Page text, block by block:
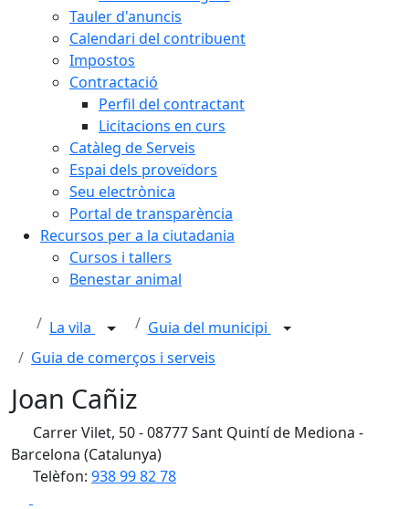
Tauler d'anuncis
Calendari del contribuent
Impostos
Contractació
Perfil del contractant
Licitacions en curs
Catàleg de Serveis
Espai dels proveïdors
Seu electrònica
Portal de transparència
Recursos per a la ciutadania
Cursos i tallers
Benestar animal
La vila
Guia del municipi
Guia de comerços i serveis
Joan Cañiz
Carrer Vilet, 50 - 08777 Sant Quintí de Mediona -
Barcelona (Catalunya)
Telèfon: 938 99 82 78